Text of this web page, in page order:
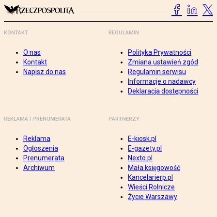
KONTAKT
O nas
Kontakt
Napisz do nas
REGULAMIN
Polityka Prywatności
Zmiana ustawień zgód
Regulamin serwisu
Informacje o nadawcy
Deklaracja dostępności
REKLAMA I PRENUMERATA
Reklama
Ogłoszenia
Prenumerata
Archiwum
PARTNERZY
E-kiosk.pl
E-gazety.pl
Nexto.pl
Mała księgowość
Kancelarierp.pl
Wieści Rolnicze
Życie Warszawy